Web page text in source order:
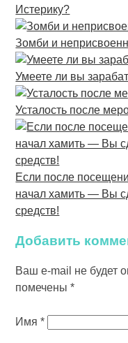
Истерику?
Зомби и
Умеете ли вы
Усталость после
Если после
начал хамить — Вы
средств!
Добавить
Ваш e-mail не будет
помечены*
Имя*